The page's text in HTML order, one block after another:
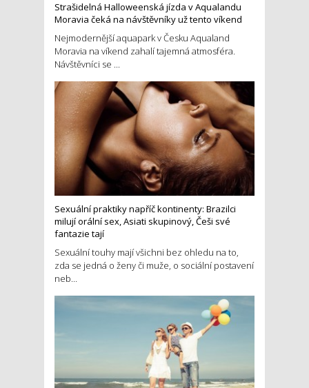
Strašidelná Halloweenská jízda v Aqualandu
Moravia čeká na návštěvníky už tento víkend
Nejmodernější aquapark v Česku Aqualand
Moravia na víkend zahalí tajemná atmosféra.
Návštěvníci se ...
Sexuální praktiky napříč kontinenty: Brazilci
milují orální sex, Asiati skupinový, Češi své
fantazie tají
Sexuální touhy mají všichni bez ohledu na to,
zda se jedná o ženy či muže, o sociální postavení
neb...